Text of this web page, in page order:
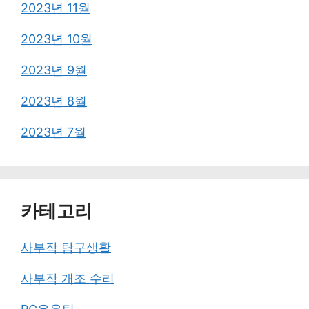
2023년 11월
2023년 10월
2023년 9월
2023년 8월
2023년 7월
카테고리
사부작 탐구생활
사부작 개조 수리